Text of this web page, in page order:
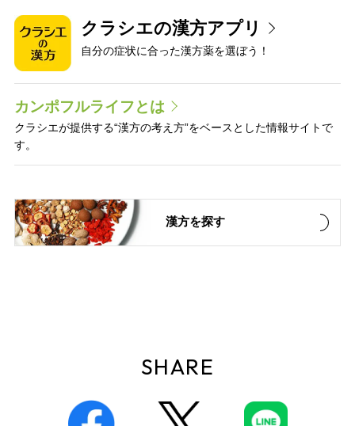
クラシエの漢方アプリ
自分の症状に合った漢方薬を選ぼう！
カンポフルライフとは
クラシエが提供する“漢方の考え方”をベースとした情報サイトで
す。
漢方を探す
SHARE